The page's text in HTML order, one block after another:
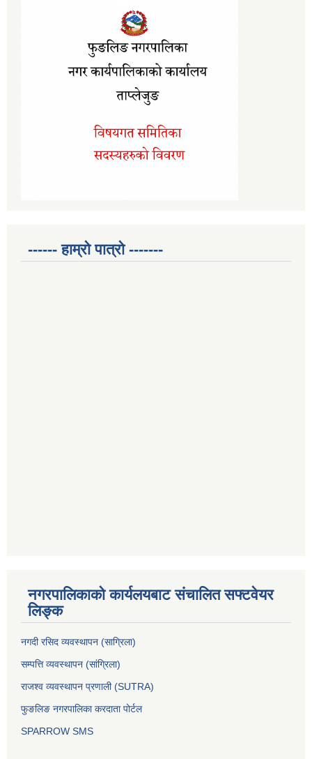
------ हाम्रो पात्रो -------
नगरपालिकाको कार्यलयबाट संचालित सफ्टवेयर
लिङ्क
नगदी रसिद व्यवस्थापन (साग्रिला)
सम्पत्ति व्यवस्थापन (सांग्रिला)
राजश्व व्यवस्थापन प्रणाली (SUTRA)
फुङलिङ नगरपालिका करदाता पोर्टल
SPARROW SMS